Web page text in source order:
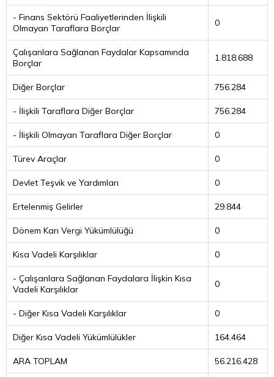
- Finans Sektörü Faaliyetlerinden İlişkili
Olmayan Taraflara Borçlar
0
Çalışanlara Sağlanan Faydalar Kapsamında
Borçlar
1.818.688
Diğer Borçlar 756.284
- İlişkili Taraflara Diğer Borçlar 756.284
- İlişkili Olmayan Taraflara Diğer Borçlar 0
Türev Araçlar 0
Devlet Teşvik ve Yardımları 0
Ertelenmiş Gelirler 29.844
Dönem Karı Vergi Yükümlülüğü 0
Kısa Vadeli Karşılıklar 0
- Çalışanlara Sağlanan Faydalara İlişkin Kısa
Vadeli Karşılıklar
0
- Diğer Kısa Vadeli Karşılıklar 0
Diğer Kısa Vadeli Yükümlülükler 164.464
ARA TOPLAM 56.216.428